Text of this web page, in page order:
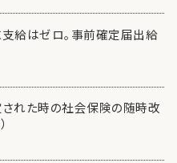
給はゼロ。事前確定届出給
れた時の社会保険の随時改